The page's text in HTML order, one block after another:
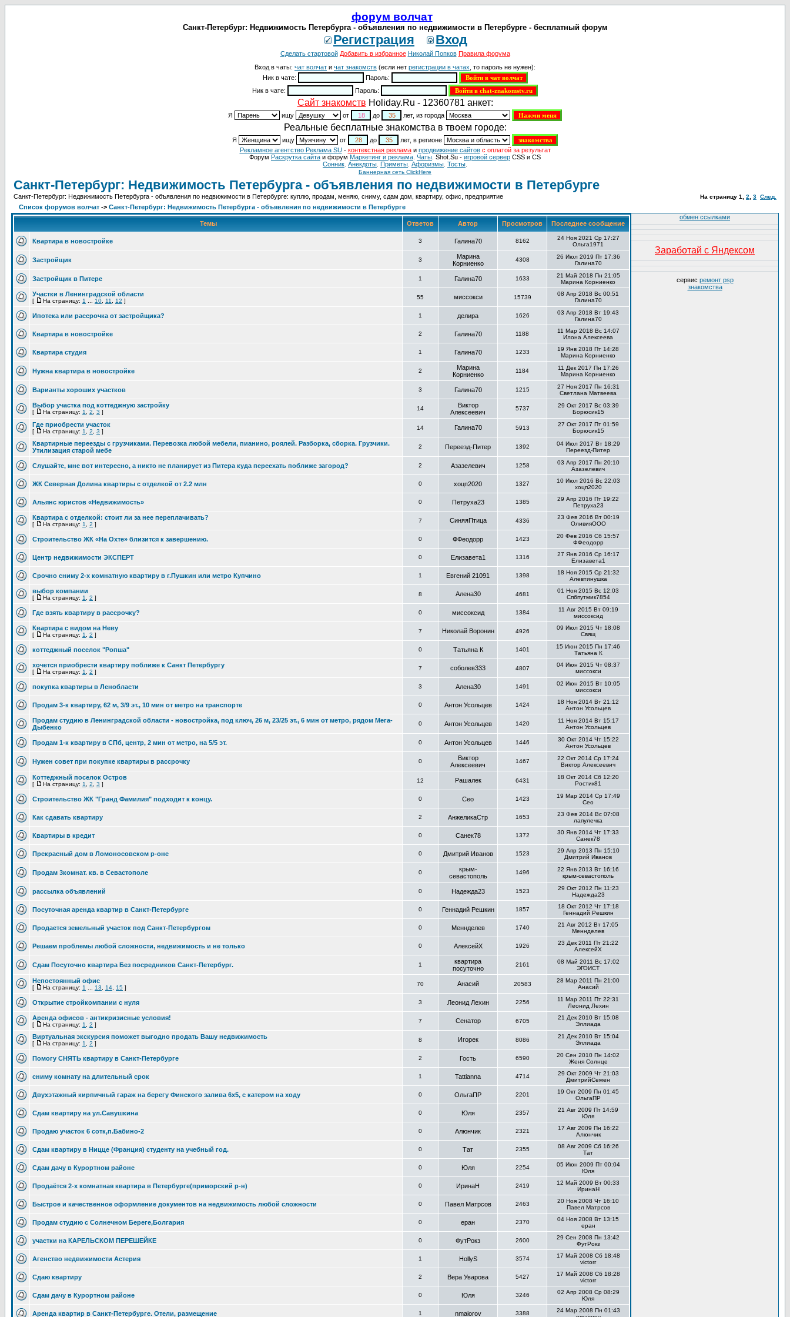
форум волчат
Санкт-Петербург: Недвижимость Петербурга - объявления по недвижимости в Петербурге - бесплатный форум
Регистрация Вход
Сделать стартовой Добавить в избранное Николай Попков Правила форума
Вход в чаты: чат волчат и чат знакомств (если нет регистрации в чатах , то пароль не нужен):
Ник в чате:
Пароль:
Ник в чате:
Пароль:
Cайт знакомств Holiday.Ru - 12360781 анкет:
Я ищу от до лет, из города
Реальные бесплатные знакомства в твоем городе:
Я ищу от до
лет, в регионе
Рекламное агентство Реклама SU- контекстная рекламаи продвижение сайтов с оплатой за результат
Форум Раскрутка сайта и форум Маркетинг и реклама Чаты . Shot.Su - игровой сервер CSS и CS
Сонник Анекдоты Приметы Aфоризмы Тосты
Баннерная сеть ClickHere
Санкт-Петербург: Недвижимость Петербурга - объявления по недвижимости в Петербурге
Санкт-Петербург: Недвижимость Петербурга - объявления по недвижимости в Петербурге: куплю, продам, меняю, сниму, сдам дом, квартиру, офис, предприятие На страницу 1 2 3 След.
Список форумов волчат -> Санкт-Петербург: Недвижимость Петербурга - объявления по недвижимости в Петербурге
Темы Ответов Автор Просмотров Последнее сообщение
Квартира в новостройке 3 Галина70 8162
24 Ноя 2021 Ср 17:27
Ольга1971
Застройщик 3
Марина
Корниенко
4308
26 Июл 2019 Пт 17:36
Галина70
Застройщик в Питере 1 Галина70 1633
21 Май 2018 Пн 21:05
Марина Корниенко
Участки в Ленинградской области
[ На страницу: 1 10 11 12 ]
55 миссокси 15739
08 Апр 2018 Вс 00:51
Галина70
Ипотека или рассрочка от застройщика? 1 делира 1626
03 Апр 2018 Вт 19:43
Галина70
Квартира в новостройке 2 Галина70 1188
11 Мар 2018 Вс 14:07
Илона Алексеева
Квартира студия 1 Галина70 1233
19 Янв 2018 Пт 14:28
Марина Корниенко
Нужна квартира в новостройке 2
Марина
Корниенко
1184
11 Дек 2017 Пн 17:26
Марина Корниенко
Варианты хороших участков 3 Галина70 1215
27 Ноя 2017 Пн 16:31
Светлана Матвеева
Выбор участка под коттеджную застройку
[ На страницу: 1 2 3 ]
14
Виктор
Алексеевич
5737
29 Окт 2017 Вс 03:39
Борюсик15
Где приобрести участок
[ На страницу: 1 2 3 ]
14 Галина70 5913
27 Окт 2017 Пт 01:59
Борюсик15
Квартирные переезды с грузчиками. Перевозка любой мебели, пианино, роялей. Разборка, сборка. Грузчики.
Утилизация старой мебе
2 Переезд-Питер 1392
04 Июл 2017 Вт 18:29
Переезд-Питер
Слушайте, мне вот интересно, а никто не планирует из Питера куда переехать поближе загород? 2 Азазелевич 1258
03 Апр 2017 Пн 20:10
Азазелевич
ЖК Северная Долина квартиры с отделкой от 2.2 млн 0 хоцп2020 1327
10 Июл 2016 Вс 22:03
хоцп2020
Альянс юристов «Недвижимость» 0 Петруха23 1385
29 Апр 2016 Пт 19:22
Петруха23
Квартира с отделкой: стоит ли за нее переплачивать?
[ На страницу: 1 2 ]
7 СиняяПтица 4336
23 Фев 2016 Вт 00:19
ОливияООО
Строительство ЖК «На Охте» близится к завершению. 0 ФФеодорр 1423
20 Фев 2016 Сб 15:57
ФФеодорр
Центр недвижимости ЭКСПЕРТ 0 Елизавета1 1316
27 Янв 2016 Ср 16:17
Елизавета1
Срочно сниму 2-х комнатную квартиру в г.Пушкин или метро Купчино 1 Евгений 21091 1398
18 Ноя 2015 Ср 21:32
Алевтинушка
выбор компании
[ На страницу: 1 2 ]
8 Алена30 4681
01 Ноя 2015 Вс 12:03
Спбпутмик7854
Где взять квартиру в рассрочку? 0 миссоксид 1384
11 Авг 2015 Вт 09:19
миссоксид
Квартира с видом на Неву
[ На страницу: 1 2 ]
7 Николай Воронин 4926
09 Июл 2015 Чт 18:08
Свящ
коттеджный поселок "Ропша" 0 Татьяна К 1401
15 Июн 2015 Пн 17:46
Татьяна К
хочется приобрести квартиру поближе к Санкт Петербургу
[ На страницу: 1 2 ]
7 соболев333 4807
04 Июн 2015 Чт 08:37
миссокси
покупка квартиры в Ленобласти 3 Алена30 1491
02 Июн 2015 Вт 10:05
миссокси
Продам 3-к квартиру, 62 м, 3/9 эт., 10 мин от метро на транспорте 0 Антон Усольцев 1424
18 Ноя 2014 Вт 21:12
Антон Усольцев
Продам студию в Ленинградской области - новостройка, под ключ, 26 м, 23/25 эт., 6 мин от метро, рядом Мега-
Дыбенко
0 Антон Усольцев 1420
11 Ноя 2014 Вт 15:17
Антон Усольцев
Продам 1-к квартиру в СПб, центр, 2 мин от метро, на 5/5 эт. 0 Антон Усольцев 1446
30 Окт 2014 Чт 15:22
Антон Усольцев
Нужен совет при покупке квартиры в рассрочку 0
Виктор
Алексеевич
1467
22 Окт 2014 Ср 17:24
Виктор Алексеевич
Коттеджный поселок Остров
[ На страницу: 1 2 3 ]
12 Рашалек 6431
18 Окт 2014 Сб 12:20
Ростик81
Строительство ЖК "Гранд Фамилия" подходит к концу. 0 Сео 1423
19 Мар 2014 Ср 17:49
Сео
Как сдавать квартиру 2 АнжеликаСтр 1653
23 Фев 2014 Вс 07:08
лапулечка
Квартиры в кредит 0 Санек78 1372
30 Янв 2014 Чт 17:33
Санек78
Прекрасный дом в Ломоносовском р-оне 0 Дмитрий Иванов 1523
29 Апр 2013 Пн 15:10
Дмитрий Иванов
Продам 3комнат. кв. в Севастополе 0
крым-
севастополь
1496
22 Янв 2013 Вт 16:16
крым-севастополь
рассылка объявлений 0 Надежда23 1523
29 Окт 2012 Пн 11:23
Надежда23
Посуточная аренда квартир в Санкт-Петербурге 0 Геннадий Решкин 1857
18 Окт 2012 Чт 17:18
Геннадий Решкин
Продается земельный участок под Санкт-Петербургом 0 Меннделев 1740
21 Авг 2012 Вт 17:05
Меннделев
Решаем проблемы любой сложности, недвижимость и не только 0 АлексейХ 1926
23 Дек 2011 Пт 21:22
АлексейХ
Сдам Посуточно квартира Без посредников Санкт-Петербург. 1
квартира
посуточно
2161
08 Май 2011 Вс 17:02
ЭГОИСТ
Непостоянный офис
[ На страницу: 1 13 14 15 ]
70 Анасий 20583
28 Мар 2011 Пн 21:00
Анасий
Открытие стройкомпании с нуля 3 Леонид Лехин 2256
11 Мар 2011 Пт 22:31
Леонид Лехин
Аренда офисов - антикризисные условия!
[ На страницу: 1 2 ]
7 Сенатор 6705
21 Дек 2010 Вт 15:08
Эллиада
Виртуальная экскурсия поможет выгодно продать Вашу недвижимость
[ На страницу: 1 2 ]
8 Игорек 8086
21 Дек 2010 Вт 15:04
Эллиада
Помогу СНЯТЬ квартиру в Санкт-Петербурге 2 Гость 6590
20 Сен 2010 Пн 14:02
Женя Солнце
сниму комнату на длительный срок 1 Tattianna 4714
29 Окт 2009 Чт 21:03
ДмитрийСемен
Двухэтажный кирпичный гараж на берегу Финского залива 6х5, с катером на ходу 0 ОльгаПР 2201
19 Окт 2009 Пн 01:45
ОльгаПР
Сдам квартиру на ул.Савушкина 0 Юля 2357
21 Авг 2009 Пт 14:59
Юля
Продаю участок 6 сотк,п.Бабино-2 0 Алюнчик 2321
17 Авг 2009 Пн 16:22
Алюнчик
Сдам квартиру в Ницце (Франция) студенту на учебный год. 0 Тат 2355
08 Авг 2009 Сб 16:26
Тат
Сдам дачу в Курортном районе 0 Юля 2254
05 Июн 2009 Пт 00:04
Юля
Продаётся 2-х комнатная квартира в Петербурге(приморский р-н) 0 ИринаН 2419
12 Май 2009 Вт 00:33
ИринаН
Быстрое и качественное оформление документов на недвижимость любой сложности 0 Павел Матрсов 2463
20 Ноя 2008 Чт 16:10
Павел Матрсов
Продам студию с Солнечном Береге,Болгария 0 еран 2370
04 Ноя 2008 Вт 13:15
еран
участки на КАРЕЛЬСКОМ ПЕРЕШЕЙКЕ 0 ФутРокз 2600
29 Сен 2008 Пн 13:42
ФутРокз
Агенство недвижимости Астерия 1 HollyS 3574
17 Май 2008 Сб 18:48
victorr
Сдаю квартиру 2 Вера Уварова 5427
17 Май 2008 Сб 18:28
victorr
Сдам дачу в Курортном районе 0 Юля 3246
02 Апр 2008 Ср 08:29
Юля
Аренда квартир в Санкт-Петербурге. Отели, размещение 1 nmaiorov 3388
24 Мар 2008 Пн 01:43
обмен ссылками
Заработай с Яндексом
сервис ремонт psp
знакомства